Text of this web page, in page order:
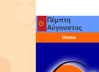
Πέμπτη
Aύγουστος
Home